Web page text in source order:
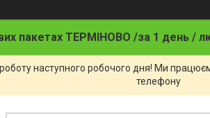
пакетах ТЕРМІНОВО /за 1 день /
наступного робочого дня! Ми
телефону